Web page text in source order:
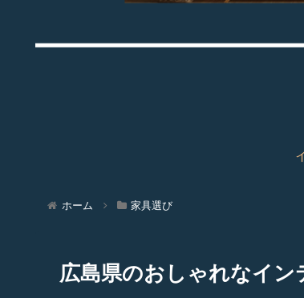
ホーム 家具選び
広島県のおしゃれなイン